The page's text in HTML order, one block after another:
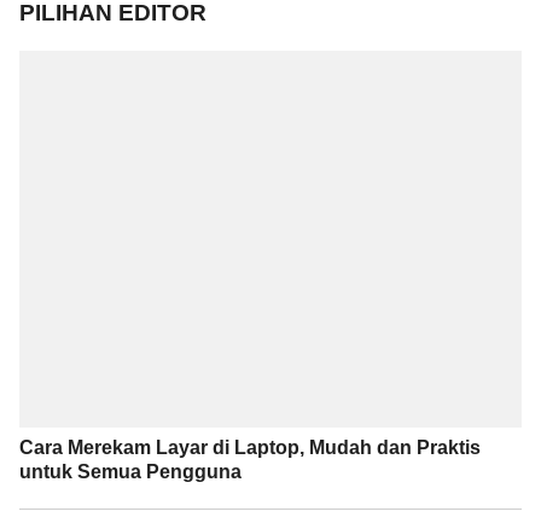
PILIHAN EDITOR
Cara Merekam Layar di Laptop, Mudah dan Praktis
untuk Semua Pengguna